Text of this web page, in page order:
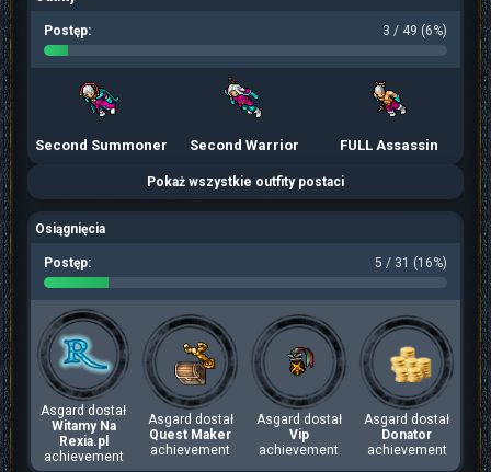
Postęp: 3 / 49 (6%)
Second Summoner Second Warrior FULL Assassin
Pokaż wszystkie outfity postaci
Osiągnięcia
Postęp: 5 / 31 (16%)
Asgard dostał
Witamy Na
Rexia.pl
achievement
Asgard dostał
Quest Maker
achievement
Asgard dostał
Vip
achievement
Asgard dostał
Donator
achievement